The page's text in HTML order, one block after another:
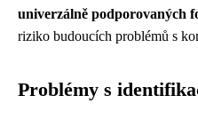
univerzálně podporovaných
riziko budoucích problémů s
Problémy s